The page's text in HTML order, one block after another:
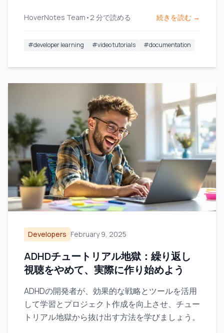
HoverNotes Team • 2 分で読める 続きを読む →
#developer learning #video tutorials #documentation
Developers February 9, 2025
ADHDチュートリアル地獄：繰り返し
視聴をやめて、実際に作り始めよう
ADHDの開発者が、効果的な戦略とツールを活用
して学習とプロジェクト作成を向上させ、チュー
トリアル地獄から抜け出す方法を学びましょう。